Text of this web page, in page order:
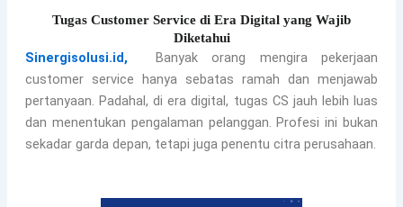
Tugas Customer Service di Era Digital yang Wajib
Diketahui
Sinergisolusi.id,
Banyak orang mengira pekerjaan
customer service hanya sebatas ramah dan menjawab
pertanyaan. Padahal, di era digital, tugas CS jauh lebih luas
dan menentukan pengalaman pelanggan. Profesi ini bukan
sekadar garda depan, tetapi juga penentu citra perusahaan.